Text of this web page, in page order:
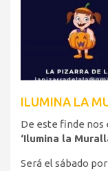
ILUMINA LA
De este finde nos
‘Ilumina la
Será el sábado